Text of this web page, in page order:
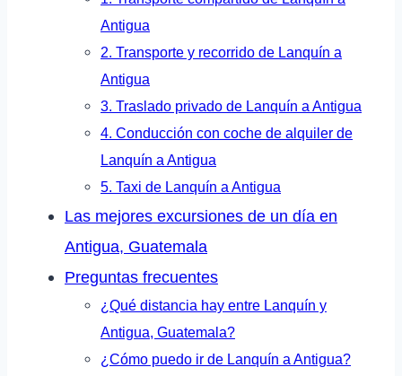
Antigua
2. Transporte y recorrido de Lanquín a
Antigua
3. Traslado privado de Lanquín a Antigua
4. Conducción con coche de alquiler de
Lanquín a Antigua
5. Taxi de Lanquín a Antigua
Las mejores excursiones de un día en
Antigua, Guatemala
Preguntas frecuentes
¿Qué distancia hay entre Lanquín y
Antigua, Guatemala?
¿Cómo puedo ir de Lanquín a Antigua?